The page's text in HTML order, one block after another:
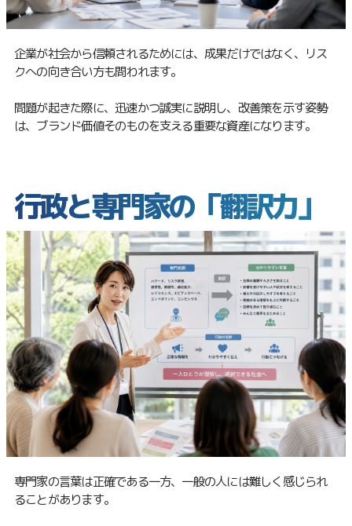
企業が社会から信頼されるためには、成果だけではなく、リス
クへの向き合い方も問われます。
問題が起きた際に、迅速かつ誠実に説明し、改善策を示す姿勢
は、ブランド価値そのものを支える重要な資産になります。
行政と専門家の「翻訳力」
専門家の言葉は正確である一方、一般の人には難しく感じられ
ることがあります。